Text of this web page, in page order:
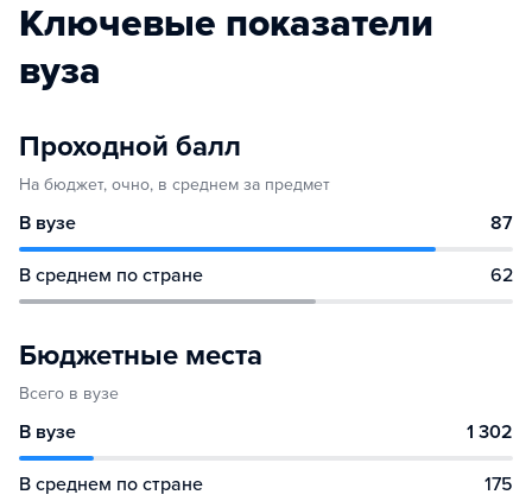
Ключевые показатели
вуза
Проходной балл
На бюджет, очно, в среднем за предмет
В вузе 87
В среднем по стране 62
Бюджетные места
Всего в вузе
В вузе 1 302
В среднем по стране 175